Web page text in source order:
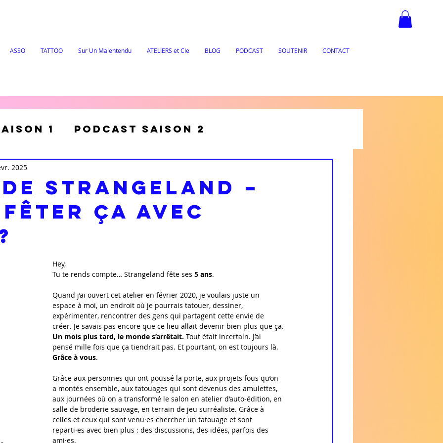
ASSO TATTOO Sur Un Malentendu ATELIERS et CIe BLOG PODCAST SOUTENIR CONTACT
1 Podcast Saison 2
Strangeland –
fêter ça avec
2025
Hey,
Tu te rends compte… Strangeland fête ses 5 ans.
Quand j’ai ouvert cet atelier en février 2020, je voulais juste un
espace à moi, un endroit où je pourrais tatouer, dessiner,
expérimenter, rencontrer des gens qui partagent cette envie de
créer. Je savais pas encore que ce lieu allait devenir bien plus que ça.
Un mois plus tard, le monde s’arrêtait. Tout était incertain. J’ai
pensé mille fois que ça tiendrait pas. Et pourtant, on est toujours là.
Grâce à vous.
Grâce aux personnes qui ont poussé la porte, aux projets fous qu’on
a montés ensemble, aux tatouages qui sont devenus des amulettes,
aux journées où on a transformé le salon en atelier d’auto-édition, en
salle de broderie sauvage, en terrain de jeu surréaliste. Grâce à
celles et ceux qui sont venu·es chercher un tatouage et sont
reparti·es avec bien plus : des discussions, des idées, parfois des
ami·es.